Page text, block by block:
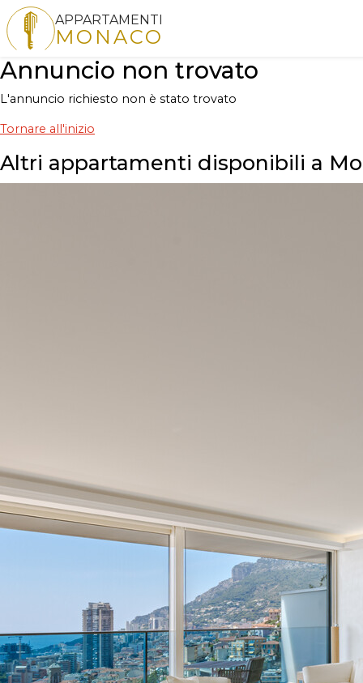
APPARTAMENTI
MONACO
Annuncio non trovato
L'annuncio richiesto non è stato trovato
Tornare all'inizio
Altri appartamenti disponibili a